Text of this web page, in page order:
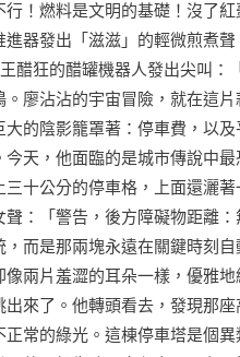
！燃料是文明的基礎！沒了
器發出「滋滋」的輕微煎煮
醋狂的醋罐機器人發出尖叫
廖沾沾的宇宙冒險，就在這
的陰影籠罩著：停車費，以
天，他面臨的是城市傳說中
十公分的停車格，上面還灑
：「警告，後方障礙物距離
而是那兩塊永遠在關鍵時刻
兩片羞澀的耳朵一樣，優雅
來了。他轉頭看去，發現那
正常的綠光。這棟停車塔是個